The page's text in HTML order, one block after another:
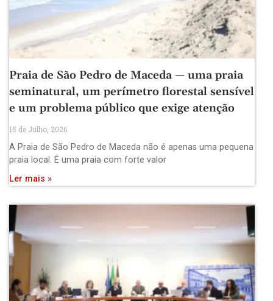
Praia de São Pedro de Maceda — uma praia
seminatural, um perímetro florestal sensível
e um problema público que exige atenção
15 de Julho, 2026
A Praia de São Pedro de Maceda não é apenas uma pequena
praia local. É uma praia com forte valor
Ler mais »